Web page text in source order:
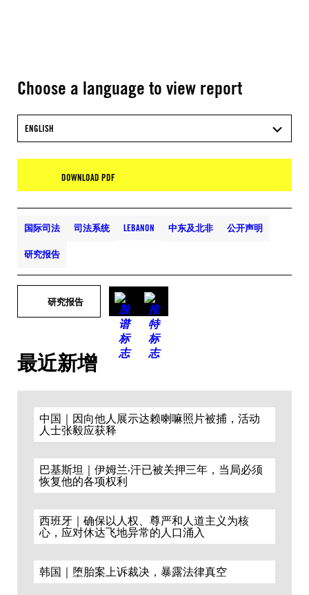
Choose a language to view report
ENGLISH
DOWNLOAD PDF
国际司法 司法系统 LEBANON 中东及北非 公开声明
研究报告
研究报告
最近新增
中国｜因向他人展示达赖喇嘛照片被捕，活动
人士张毅应获释
巴基斯坦｜伊姆兰·汗已被关押三年，当局必须
恢复他的各项权利
西班牙｜确保以人权、尊严和人道主义为核
心，应对休达飞地异常的人口涌入
韩国｜堕胎案上诉裁决，暴露法律真空